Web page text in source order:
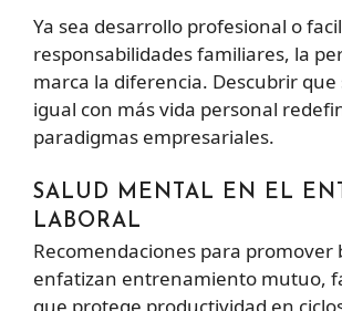
Ya sea desarrollo profesional o
responsabilidades familiares, la
marca la diferencia. Descubrir que
igual con más vida personal
paradigmas empresariales.
SALUD MENTAL EN EL
LABORAL
Recomendaciones para promover
enfatizan entrenamiento mutuo,